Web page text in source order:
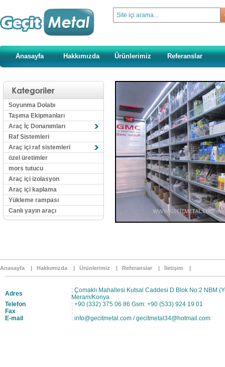
Anasayfa Hakkımızda Ürünlerimiz Referanslar
Soyunma Dolabı
Taşıma Ekipmanları
Araç İç Donanımları
Raf Sistemleri
Araç içi raf sistemleri
özel üretimler
mors tutucu
Araç içi izolasyon
Araç içi kaplama
Yükleme rampası
Canlı yayın araçı
Anasayfa | Hakkımızda | Ürünlerimiz | Referanslar | İletişim |
Adres
: Çomaklı Mahallesi Kutsal Caddesi D Blok No:2 NBM
Meram/Konya
Telefon
: +90 (332) 375 06 86 Gsm: +90 (533) 924 19 01
Fax
:
E-mail
: info@gecitmetal.com /gecitmetal34@hotmail.com